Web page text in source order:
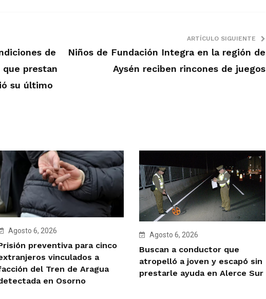
de
que prestan
su último
ARTÍCULO SIGUIENTE
Niños de Fundación Integra en la región de
Aysén reciben rincones de juegos
Agosto 6, 2026
preventiva para cinco
vinculados a
del Tren de Aragua
en Osorno
Agosto 6, 2026
Buscan a conductor que
atropelló a joven y escapó sin
prestarle ayuda en Alerce Sur